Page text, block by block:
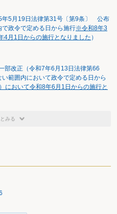
、どちらの方法でも良いことにな
リットがあるので、相談を受けた専
けてその取消を求める場合、メリッ
のリスクを考え、最近では給与所得
年5月19日法律第31号〔第9条〕 公布
政令で定める日から施行※令和8年3
4月1日からの施行となりました ）
部改正（令和7年6月13日法律第66
範囲内において政令で定める日から
おいて令和8年6月1日からの施行と
みる